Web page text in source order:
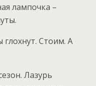
лампочка –
Стоим. А
Лазурь